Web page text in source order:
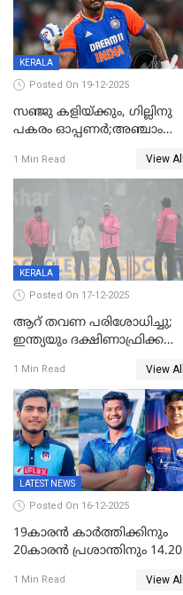
KERALA
Posted On 19-12-2025
സഞ്ജു കളിയ്ക്കും, ഗില്ലിനു
പകരം ഓപ്പണർ;അഞ്ചാം
മാറ്റം
1 Min Read View All
KERALA
Posted On 17-12-2025
ആറ് തവണ പരിശോധിച്ചു;
ഇന്ത്യയും ദക്ഷിണാഫ്രിക്കയും
ഉപേക്ഷിച്ചു
1 Min Read View All
LATEST NEWS
Posted On 16-12-2025
19കാരൻ കാർത്തിക്കിനും
20കാരൻ പ്രശാന്തിനും 14.20
കോടിക്ക് ഡൽഹിയിൽ;
1 Min Read View All